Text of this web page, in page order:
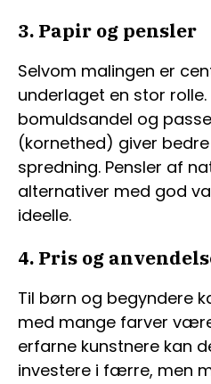
3. Papir og pensler
Selvom malingen er
underlaget en stor
bomuldsandel og
(kornethed) giver
spredning. Pensler af
alternativer med god
ideelle.
4. Pris og
Til børn og begyndere
med mange farver
erfarne kunstnere kan
investere i færre, men